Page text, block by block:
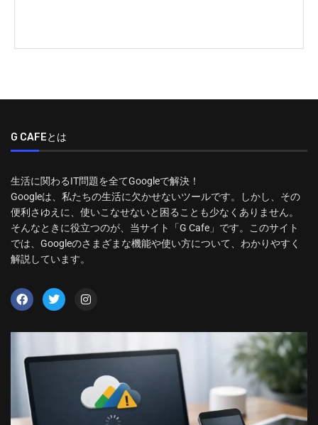
G CAFEとは
生活に関わるIT問題を全てGoogleで解決！
Googleは、私たちの生活に欠かせないツールです。しかし、その
便利さゆえに、使いこなせないと困ることも少なくありません。
そんなときに役立つのが、当サイト「G Cafe」です。このサイト
では、Googleのさまざまな機能や使い方について、わかりやすく
解説しています。